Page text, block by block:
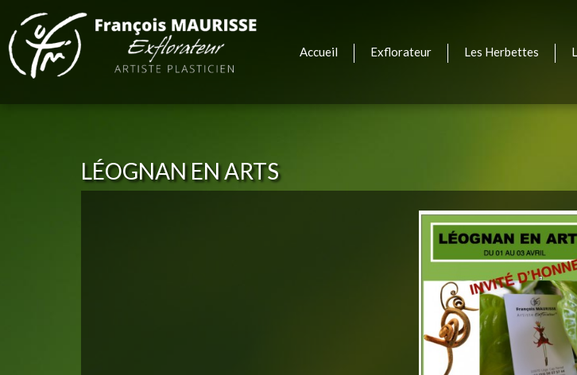
Accueil Exflorateur Les Herbettes
LÉOGNAN EN ARTS